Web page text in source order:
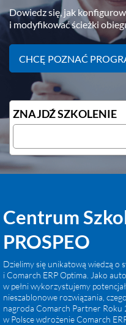
Dowiedz się, jak
i modyfikować ścieżki
CHCĘ POZNAĆ
ZNAJDŹ SZKOLENIE
Centrum
PROSPEO
Dzielimy się unikatową wiedzą o
i Comarch ERP Optima. Jako
w pełni wykorzystujemy
nieszablonowe rozwiązania,
nagroda Comarch Partner Roku
w Polsce wdrożenie Comarch